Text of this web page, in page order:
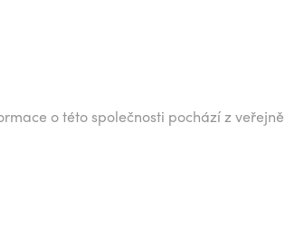
o této společnosti pochází z